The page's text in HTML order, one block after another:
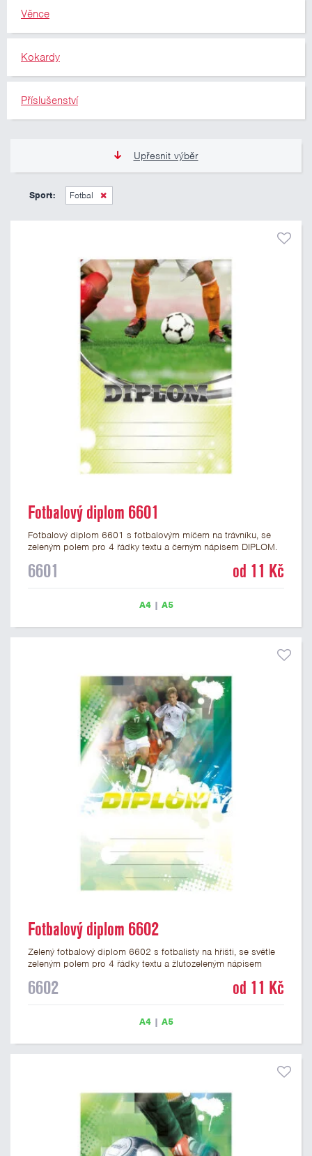
Věnce
Kokardy
Příslušenství
Upřesnit výběr
11 Kč
Sport: Fotbal
Fotbalový diplom 6601
Fotbalový diplom 6601 s fotbalovým míčem na trávníku, se
zeleným polem pro 4 řádky textu a černým nápisem DIPLOM.
papírového diplomu je 250 g/m2.
6601 od 11 Kč
A4| A5
Fotbalový diplom 6602
Zelený fotbalový diplom 6602 s fotbalisty na hřišti, se světle
zeleným polem pro 4 řádky textu a žlutozeleným nápisem
Papírový diplom má gramáž 250 g/m2.
6602 od 11 Kč
A4| A5